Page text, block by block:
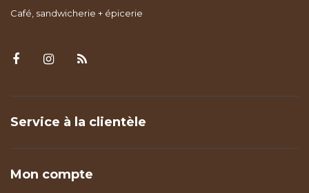
Café, sandwicherie + épicerie
Service à la clientèle
Mon compte